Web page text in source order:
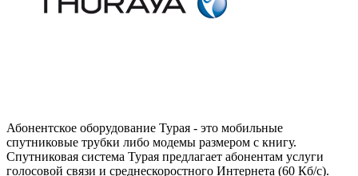
Абонентское оборудование Турая - это мобильные
спутниковые трубки либо модемы размером с книгу.
Спутниковая система Турая предлагает абонентам услуги
голосовой связи и среднескоростного Интернета (60 Кб/с).